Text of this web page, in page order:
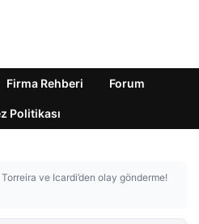
Firma Rehberi Forum
Politikası
Torreira ve Icardi’den olay gönderme!